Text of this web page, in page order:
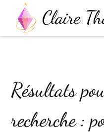
Résultats
recherche :